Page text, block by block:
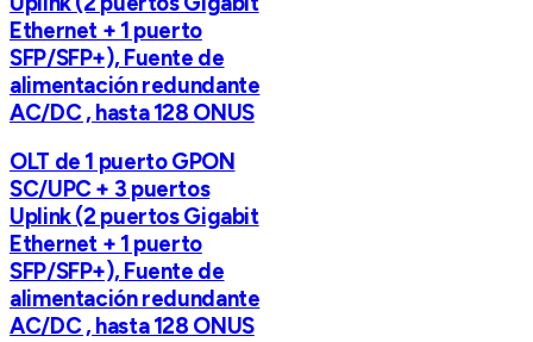
Ethernet + 1 puerto
SFP/SFP+), Fuente de
alimentación redundante
AC/DC , hasta 128 ONUS
OLT de 1 puerto GPON
SC/UPC + 3 puertos
Uplink (2 puertos Gigabit
Ethernet + 1 puerto
SFP/SFP+), Fuente de
alimentación redundante
AC/DC , hasta 128 ONUS